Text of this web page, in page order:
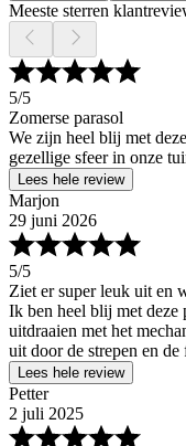
Meeste sterren
5/5
Zomerse parasol
We zijn heel blij met
gezellige sfeer in onze
Lees hele review
Marjon
29 juni 2026
5/5
Ziet er super leuk uit en
Ik ben heel blij met deze
uitdraaien met het
uit door de strepen en
Lees hele review
Petter
2 juli 2025